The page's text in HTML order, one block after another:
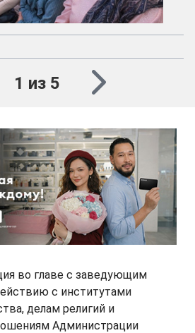
1 из 5
во главе с заведующим
с институтами
делам религий и
Администрации